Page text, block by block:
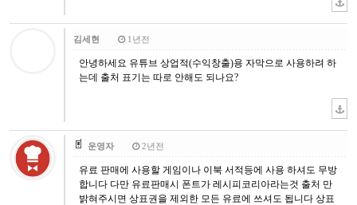
김세현 1년전
안녕하세요 유튜브 상업적(수익창출)용 자막으로 사용하려 하
는데 출처 표기는 따로 안해도 되나요?
운영자 2년전
유료 판매에 사용할 게임이나 이북 서적등에 사용 하셔도 무방
합니다 다만 유료판매시 폰트가 레시피코리아라는것 출처 만
밝혀주시면 상표권을 제외한 모든 유료에 쓰셔도 됩니다 상표